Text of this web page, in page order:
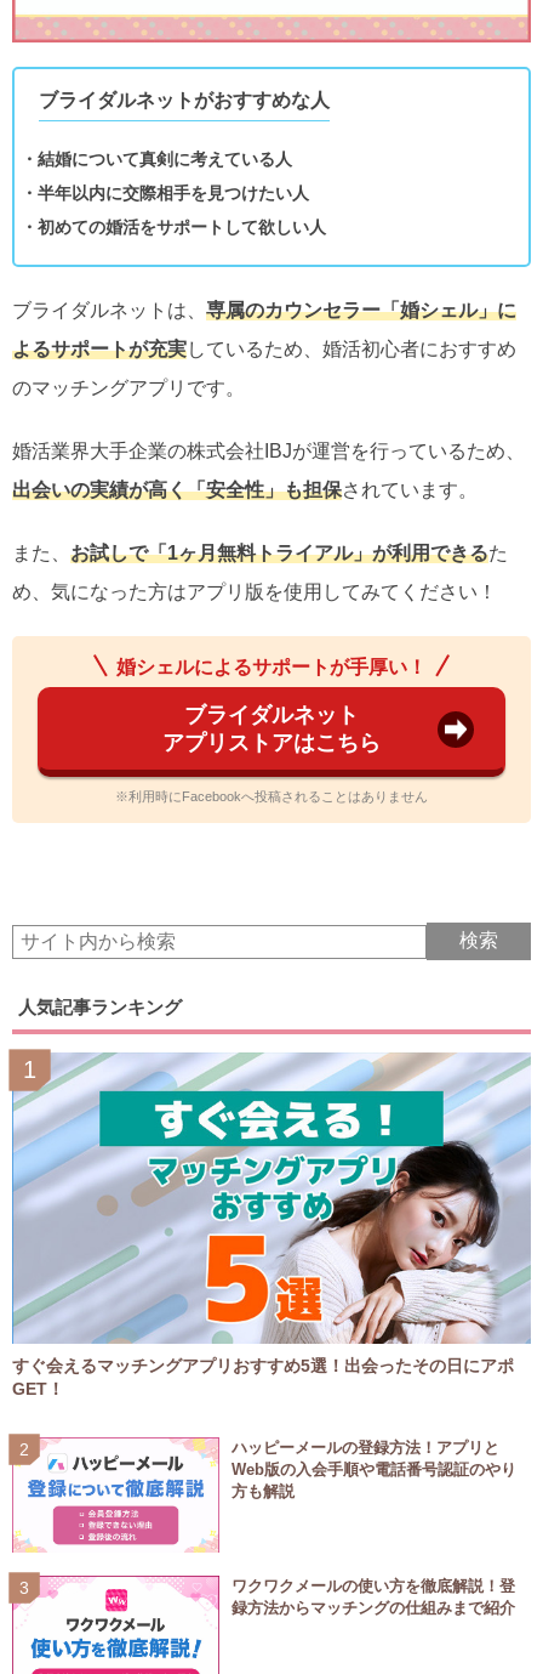
ブライダルネットがおすすめな人
・結婚について真剣に考えている人
・半年以内に交際相手を見つけたい人
・初めての婚活をサポートして欲しい人
ブライダルネットは、 専属のカウンセラー「婚シェル」に
よるサポートが充実しているため、婚活初心者におすすめ
のマッチングアプリです。
婚活業界大手企業の株式会社IBJが運営を行っているため、
出会いの実績が高く「安全性」も担保されています。
また、 お試しで「1ヶ月無料トライアル」が利用できるた
め、気になった方はアプリ版を使用してみてください！
婚シェルによるサポートが手厚い！
ブライダルネット
アプリストアはこちら
※利用時にFacebookへ投稿されることはありません
人気記事ランキング
すぐ会えるマッチングアプリおすすめ5選！出会ったその日にアポ
GET！
ハッピーメールの登録方法！アプリと
Web版の入会手順や電話番号認証のやり
方も解説
ワクワクメールの使い方を徹底解説！登
録方法からマッチングの仕組みまで紹介